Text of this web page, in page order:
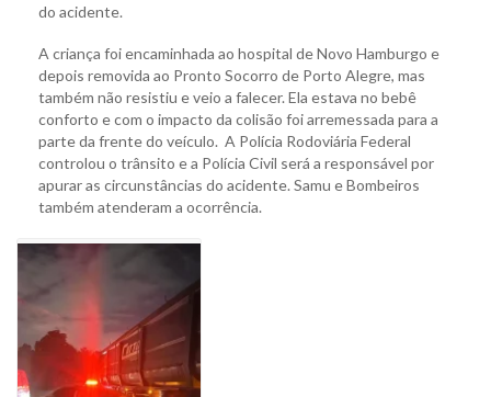
do acidente.
A criança foi encaminhada ao hospital de Novo Hamburgo e
depois removida ao Pronto Socorro de Porto Alegre, mas
também não resistiu e veio a falecer. Ela estava no bebê
conforto e com o impacto da colisão foi arremessada para a
parte da frente do veículo. A Polícia Rodoviária Federal
controlou o trânsito e a Polícia Civil será a responsável por
apurar as circunstâncias do acidente. Samu e Bombeiros
também atenderam a ocorrência.